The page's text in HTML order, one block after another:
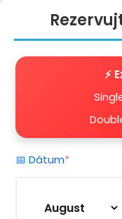
⚡️
📅 Dátum*